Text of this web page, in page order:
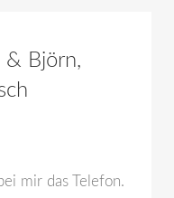
& Björn,
mir das Telefon.